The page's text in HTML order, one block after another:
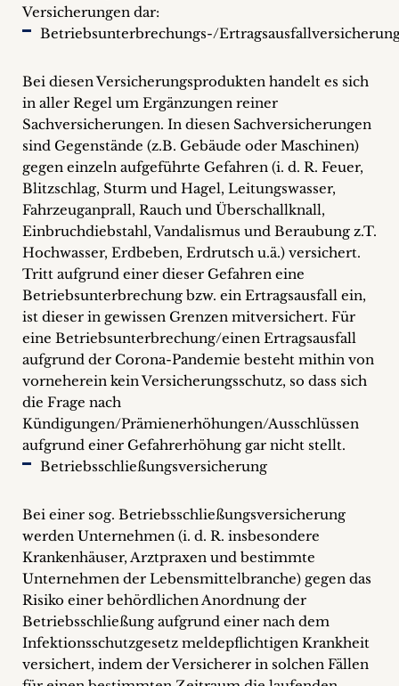
Versicherungen dar:
Betriebsunterbrechungs-/
Bei diesen Versicherungsprodukten handelt es sich
in aller Regel um Ergänzungen reiner
Sachversicherungen. In diesen Sachversicherungen
sind Gegenstände (z.B. Gebäude oder Maschinen)
gegen einzeln aufgeführte Gefahren (i. d. R. Feuer,
Blitzschlag, Sturm und Hagel, Leitungswasser,
Fahrzeuganprall, Rauch und Überschallknall,
Einbruchdiebstahl, Vandalismus und Beraubung z.T.
Hochwasser, Erdbeben, Erdrutsch u.ä.) versichert.
Tritt aufgrund einer dieser Gefahren eine
Betriebsunterbrechung bzw. ein Ertragsausfall ein,
ist dieser in gewissen Grenzen mitversichert. Für
eine Betriebsunterbrechung/einen Ertragsausfall
aufgrund der Corona-Pandemie besteht mithin von
vorneherein kein Versicherungsschutz, so dass sich
die Frage nach
Kündigungen/Prämienerhöhungen/Ausschlüssen
aufgrund einer Gefahrerhöhung gar nicht stellt.
Betriebsschließungsversicherung
Bei einer sog. Betriebsschließungsversicherung
werden Unternehmen (i. d. R. insbesondere
Krankenhäuser, Arztpraxen und bestimmte
Unternehmen der Lebensmittelbranche) gegen das
Risiko einer behördlichen Anordnung der
Betriebsschließung aufgrund einer nach dem
Infektionsschutzgesetz meldepflichtigen Krankheit
versichert, indem der Versicherer in solchen Fällen